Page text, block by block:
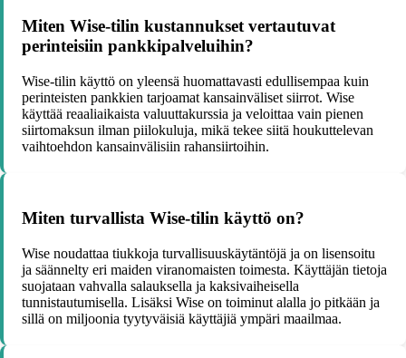
Miten Wise-tilin kustannukset vertautuvat
perinteisiin pankkipalveluihin?
Wise-tilin käyttö on yleensä huomattavasti edullisempaa kuin
perinteisten pankkien tarjoamat kansainväliset siirrot. Wise
käyttää reaaliaikaista valuuttakurssia ja veloittaa vain pienen
siirtomaksun ilman piilokuluja, mikä tekee siitä houkuttelevan
vaihtoehdon kansainvälisiin rahansiirtoihin.
Miten turvallista Wise-tilin käyttö on?
Wise noudattaa tiukkoja turvallisuuskäytäntöjä ja on lisensoitu
ja säännelty eri maiden viranomaisten toimesta. Käyttäjän tietoja
suojataan vahvalla salauksella ja kaksivaiheisella
tunnistautumisella. Lisäksi Wise on toiminut alalla jo pitkään ja
sillä on miljoonia tyytyväisiä käyttäjiä ympäri maailmaa.